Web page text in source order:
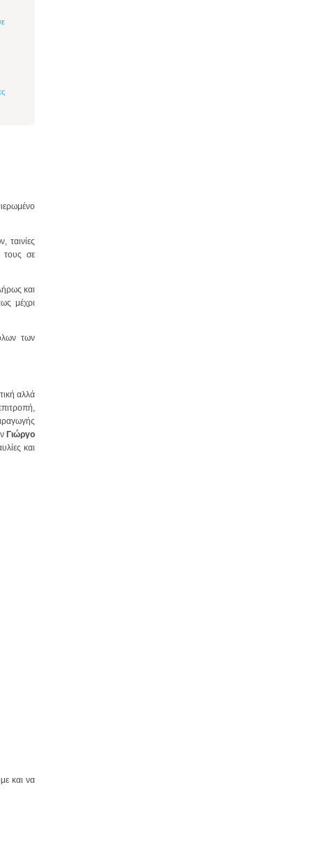
ταινίες
τους σε
και
μέχρι
των
αλλά
Γιώργο
και
και να